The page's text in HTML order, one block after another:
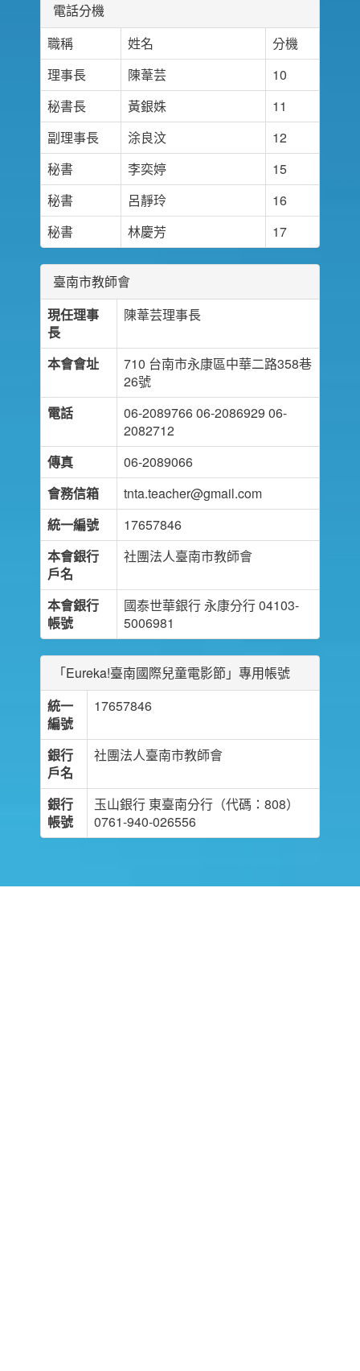
電話分機
職稱
姓名
分機
理事長
陳葦芸
10
秘書長
黃銀姝
11
副理事長
涂良汶
12
秘書
李奕婷
15
秘書
呂靜玲
16
秘書
林慶芳 17
臺南市教師會
現任理事
長
陳葦芸理事長
本會會址
710 台南市永康區中華二路358巷
26號
電話
06-2089766 06-2086929 06-
2082712
傳真
06-2089066
會務信箱
tnta.teacher@gmail.com
統一編號
17657846
本會銀行
戶名
社團法人臺南市教師會
本會銀行
帳號
國泰世華銀行 永康分行 04103-
5006981
「Eureka!臺南國際兒童電影節」專用帳號
統一
編號
17657846
銀行
戶名
社團法人臺南市教師會
銀行
帳號
玉山銀行 東臺南分行（代碼：808）
0761-940-026556